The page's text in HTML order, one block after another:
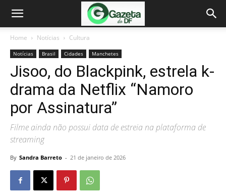
Home Notícias Cultura
Notícias Brasil Cidades Manchetes
Jisoo, do Blackpink, estrela k-
drama da Netflix “Namoro
por Assinatura”
Filme ainda não possui data de estreia na plataforma de
streaming
By Sandra Barreto - 21 de janeiro de 2026